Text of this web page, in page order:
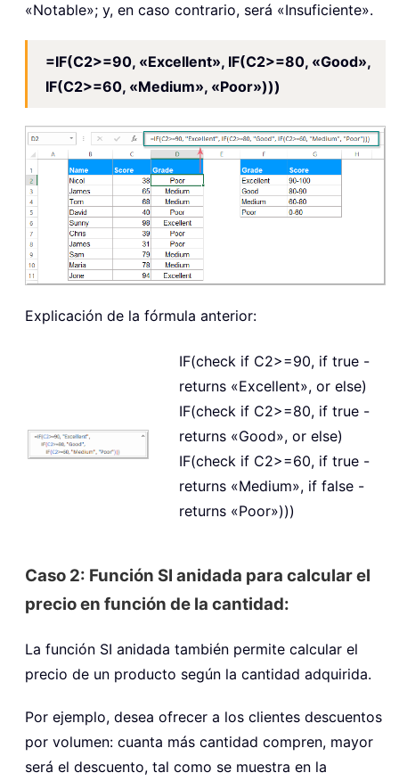
«Notable»; y, en caso contrario, será «Insuficiente».
=IF(C2>=90, «Excellent», IF(C2>=80, «Good»,
IF(C2>=60, «Medium», «Poor»)))
Explicación de la fórmula anterior:
IF(check if C2>=90, if true -
returns «Excellent», or else)
IF(check if C2>=80, if true -
returns «Good», or else)
IF(check if C2>=60, if true -
returns «Medium», if false -
returns «Poor»)))
Caso 2: Función SI anidada para calcular el
precio en función de la cantidad:
La función SI anidada también permite calcular el
precio de un producto según la cantidad adquirida.
Por ejemplo, desea ofrecer a los clientes descuentos
por volumen: cuanta más cantidad compren, mayor
será el descuento, tal como se muestra en la